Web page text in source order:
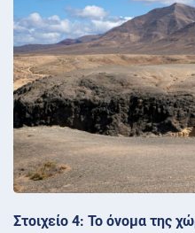
Στοιχείο 4: Το όνομα της